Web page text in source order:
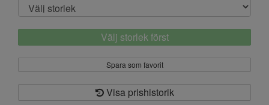
Välj storlek först
Spara som favorit
Visa prishistorik